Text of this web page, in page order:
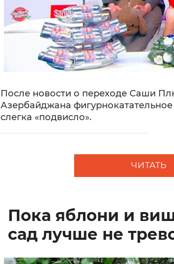
После новости о переходе Саши
Азербайджана
слегка «подвисло».
ЧИТАТЬ
Пока яблони и
сад лучше не